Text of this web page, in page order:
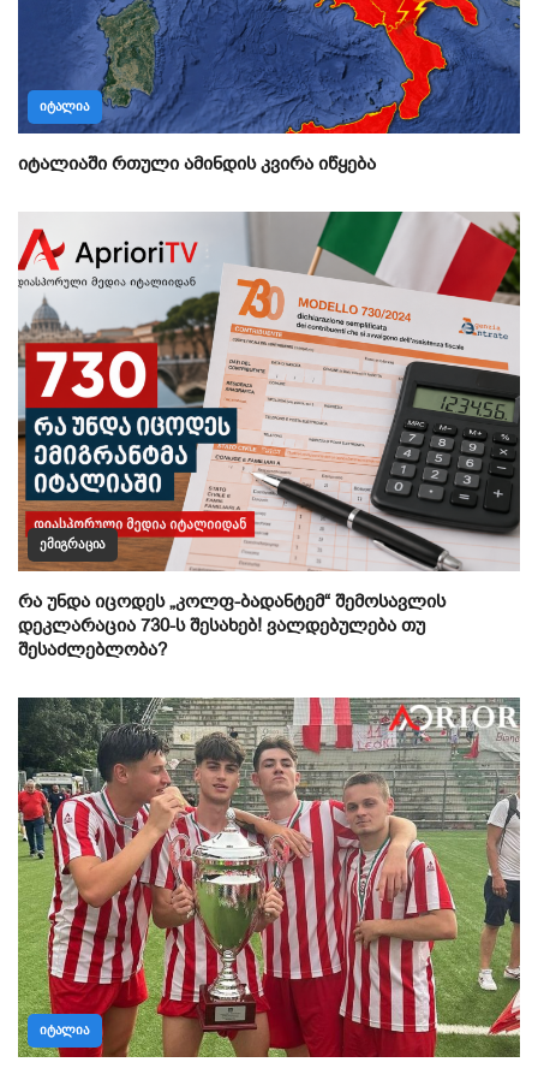
ᲘᲢᲐᲚᲘᲐ
იტალიაში რთული ამინდის კვირა იწყება
ᲔᲛᲘᲒᲠᲐᲪᲘᲐ
რა უნდა იცოდეს „კოლფ-ბადანტემ“ შემოსავლის
დეკლარაცია 730-ს შესახებ! ვალდებულება თუ
შესაძლებლობა?
ᲘᲢᲐᲚᲘᲐ